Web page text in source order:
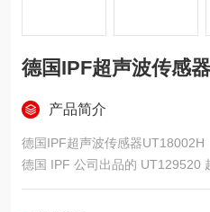
德国IPF超声波传感
产品简介
德国IPF超声波传感器UT18002H
德国 IPF 公司出品的 UT129520
领域大放异彩。它基于优良的超